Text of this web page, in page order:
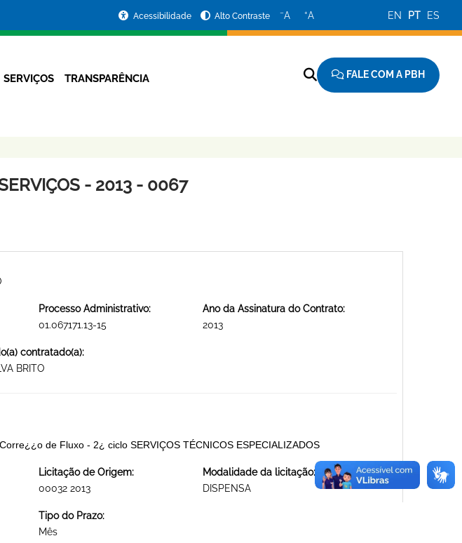
Acessibilidade Alto Contraste −A +A EN PT ES
SERVIÇOS TRANSPARÊNCIA FALE COM A PBH
- 2013 - 0067
Processo Administrativo:
01.067171.13-15
Ano da Assinatura do Contrato:
2013
contratado(a):
BRITO
de Fluxo - 2¿ ciclo SERVIÇOS TÉCNICOS ESPECIALIZADOS
Licitação de Origem:
00032 2013
Modalidade da licitação:
DISPENSA
Tipo do Prazo:
Mês